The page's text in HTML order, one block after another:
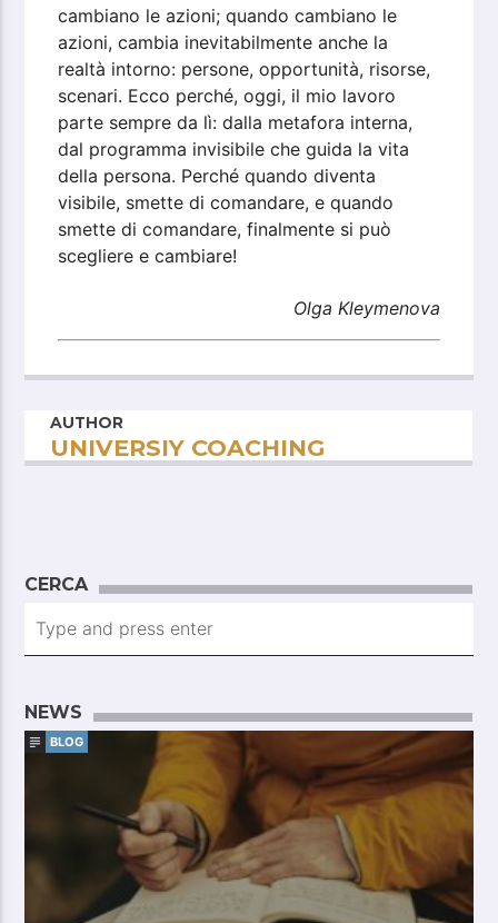
cambiano le azioni; quando cambiano le
azioni, cambia inevitabilmente anche la
realtà intorno: persone, opportunità, risorse,
scenari. Ecco perché, oggi, il mio lavoro
parte sempre da lì: dalla metafora interna,
dal programma invisibile che guida la vita
della persona. Perché quando diventa
visibile, smette di comandare, e quando
smette di comandare, finalmente si può
scegliere e cambiare!
Olga Kleymenova
AUTHOR
UNIVERSIY COACHING
CERCA
NEWS
BLOG